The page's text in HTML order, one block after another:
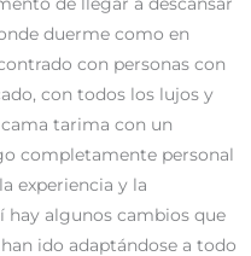
duerme como en
con personas con
con todos los lujos y
tarima con un
completamente personal
experiencia y la
hay algunos cambios que
ido adaptándose a todo